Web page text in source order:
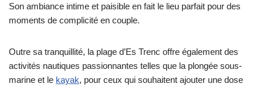
Son ambiance intime et paisible en fait le lieu parfait pour des
moments de complicité en couple.
Outre sa tranquillité, la plage d’Es Trenc offre également des
activités nautiques passionnantes telles que la plongée sous-
marine et le kayak, pour ceux qui souhaitent ajouter une dose